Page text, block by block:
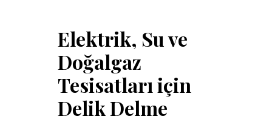
Elektrik, Su ve
Doğalgaz
Tesisatları için
Delik Delme